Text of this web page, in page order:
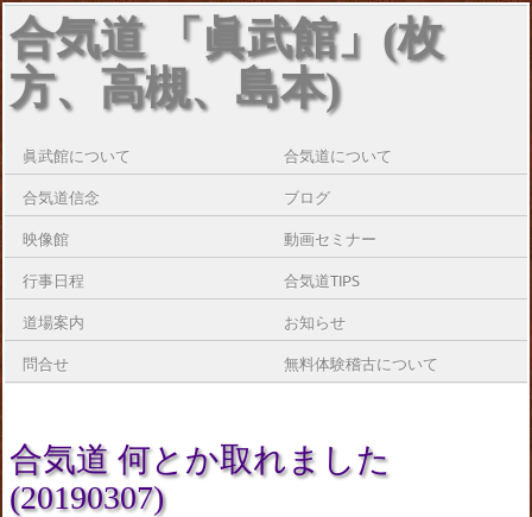
合気道 「眞武館」(枚
方、高槻、島本)
眞武館について 合気道について
合気道信念 ブログ
映像館 動画セミナー
行事日程 合気道TIPS
道場案内 お知らせ
問合せ 無料体験稽古について
合気道 何とか取れました
(20190307)